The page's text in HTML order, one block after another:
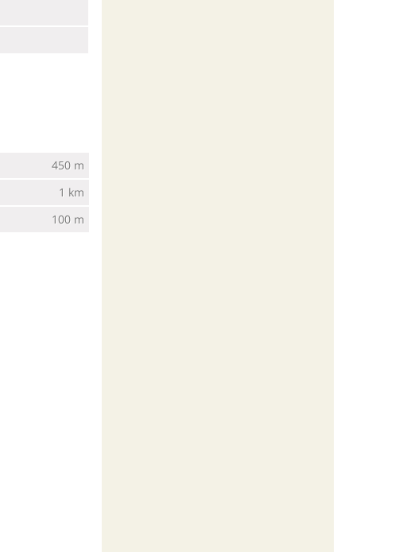
450 m
1 km
100 m